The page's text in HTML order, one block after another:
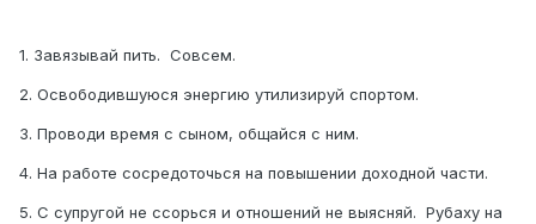
1. Завязывай пить. Совсем.
2. Освободившуюся энергию утилизируй спортом.
3. Проводи время с сыном, общайся с ним.
4. На работе сосредоточься на повышении доходной части.
5. С супругой не ссорься и отношений не выясняй. Рубаху на